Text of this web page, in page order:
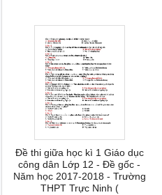
Đề thi giữa học kì 1 Giáo dục
công dân Lớp 12 - Đề gốc -
Năm học 2017-2018 - Trường
THPT Trực Ninh (